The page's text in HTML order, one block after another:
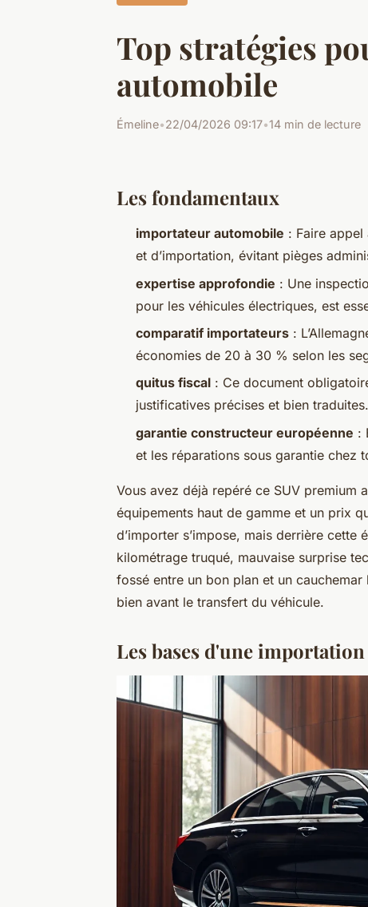
Top stratégies
automobile
Émeline•22/04/2026 09:17•14 min de lecture
Les fondamentaux
importateur automobile : Faire appel
et d’importation, évitant pièges
expertise approfondie : Une
pour les véhicules électriques, est
comparatif importateurs :
économies de 20 à 30 % selon les
quitus fiscal : Ce document
justificatives précises et bien traduites.
garantie constructeur européenne :
et les réparations sous garantie chez
Vous avez déjà repéré ce SUV premium
équipements haut de gamme et un prix
d’importer s’impose, mais derrière
kilométrage truqué, mauvaise surprise
fossé entre un bon plan et un
bien avant le transfert du véhicule.
Les bases d'une